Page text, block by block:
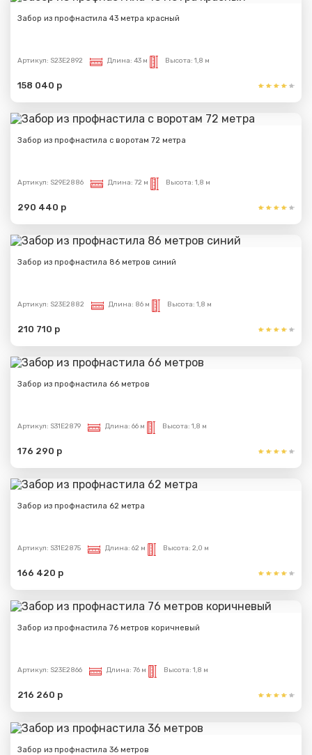
Забор из профнастила 43 метра красный
Артикул: S23E2892 Длина: 43 м Высота: 1,8 м
158 040 р
Забор из профнастила с воротам 72 метра
Артикул: S29E2886 Длина: 72 м Высота: 1,8 м
290 440 р
Забор из профнастила 86 метров синий
Артикул: S23E2882 Длина: 86 м Высота: 1,8 м
210 710 р
Забор из профнастила 66 метров
Артикул: S31E2879 Длина: 66 м Высота: 1,8 м
176 290 р
Забор из профнастила 62 метра
Артикул: S31E2875 Длина: 62 м Высота: 2,0 м
166 420 р
Забор из профнастила 76 метров коричневый
Артикул: S23E2866 Длина: 76 м Высота: 1,8 м
216 260 р
Забор из профнастила 36 метров